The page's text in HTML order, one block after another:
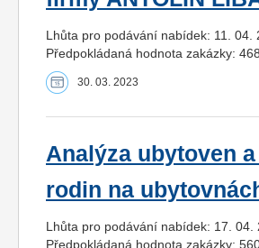
Lhůta pro podávání nabídek: 11. 04.
Předpokládaná hodnota zakázky:
30. 03. 2023
Analýza ubytoven
rodin na
Lhůta pro podávání nabídek: 17. 04.
Předpokládaná hodnota zakázky: